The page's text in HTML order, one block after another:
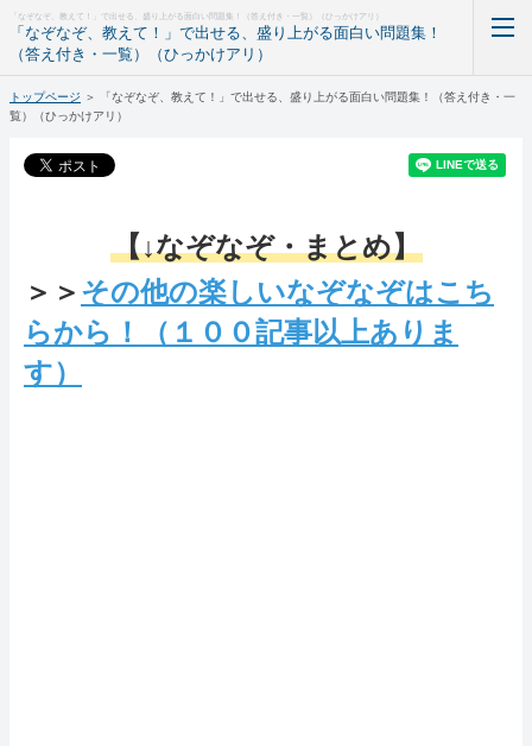
「なぞなぞ、教えて！」で出せる、盛り上がる面白い問題集！（答え付き・一覧）（ひっかけアリ）
「なぞなぞ、教えて！」で出せる、盛り上がる面白い問題集！
（答え付き・一覧）（ひっかけアリ）
ホーム
RSS購読
トップページ ＞
「なぞなぞ、教えて！」で出せる、盛り上がる面白い問題集！（答え付き・一
覧）（ひっかけアリ）
【↓なぞなぞ・まとめ】
＞＞ その他の楽しいなぞなぞはこち
らから！（１００記事以上ありま
す）